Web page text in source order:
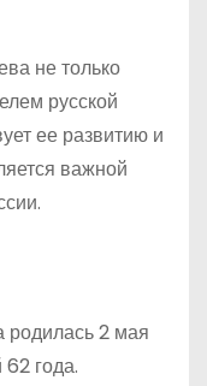
не только
русской
ее развитию и
важной
2 мая
года.